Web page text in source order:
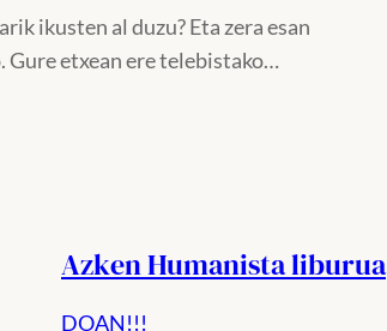
ikusten al duzu? Eta zera esan
Gure etxean ere telebistako…
Azken Humanista liburua
DOAN!!!